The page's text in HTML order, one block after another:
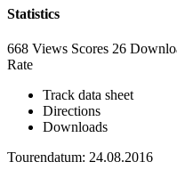
Statistics
668 Views Scores 26
Rate
Track data sheet
Directions
Downloads
Tourendatum: 24.08.2016